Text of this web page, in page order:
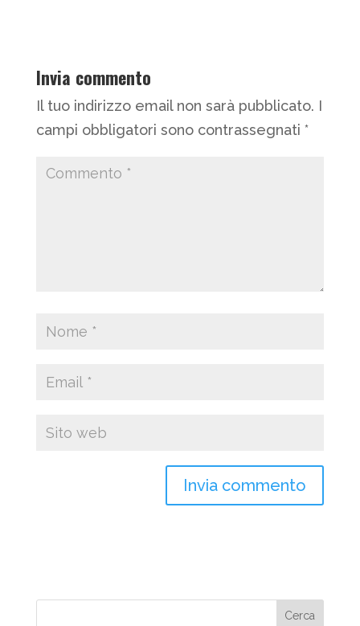
Invia commento
Il tuo indirizzo email non sarà pubblicato. I
campi obbligatori sono contrassegnati *